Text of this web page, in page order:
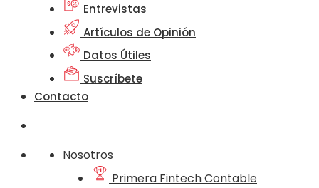
Entrevistas
Artículos de Opinión
Datos Útiles
Suscríbete
Contacto
Nosotros
Primera Fintech Contable